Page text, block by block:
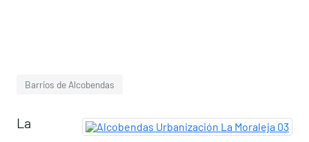
Barrios de Alcobendas
La